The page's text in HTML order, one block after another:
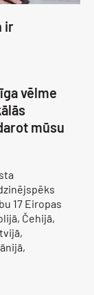
ir
vēlme
mūsu
17 Eiropas
Čehijā,